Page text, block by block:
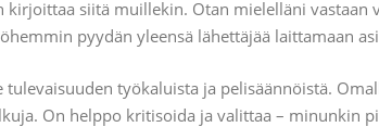
kirjoittaa siitä muillekin. Otan mielelläni vastaan
pyydän yleensä lähettäjää laittamaan
tulevaisuuden työkaluista ja pelisäännöistä.
On helppo kritisoida ja valittaa – minunkin